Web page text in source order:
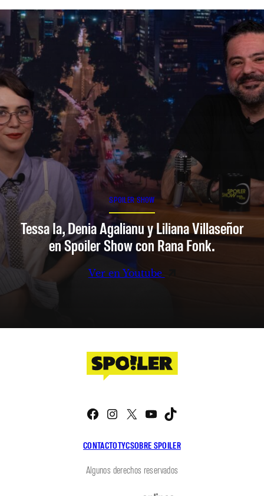
SPOILER SHOW
Tessa Ia, Denia Agalianu y Liliana Villaseñor
en Spoiler Show con Rana Fonk.
Ver en Youtube
CONTACTOTYCSOBRE SPOILER
Facebook
Instagram
X YouTube
Algunos derechos reservados